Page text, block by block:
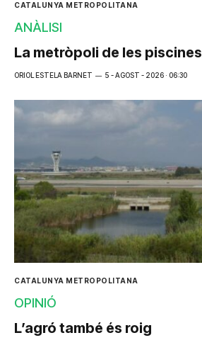
CATALUNYA METROPOLITANA
ANÀLISI
La metròpoli de les piscines
ORIOL ESTELA BARNET 5 - AGOST - 2026 · 06:30
CATALUNYA METROPOLITANA
OPINIÓ
L’agró també és roig